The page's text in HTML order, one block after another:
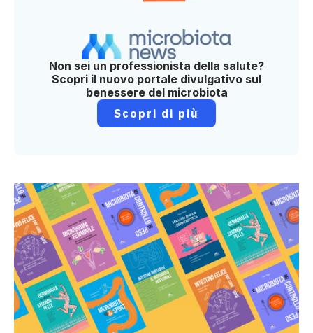
Non sei un professionista della salute?
Scopri il nuovo portale divulgativo sul
benessere del microbiota
Scopri di più